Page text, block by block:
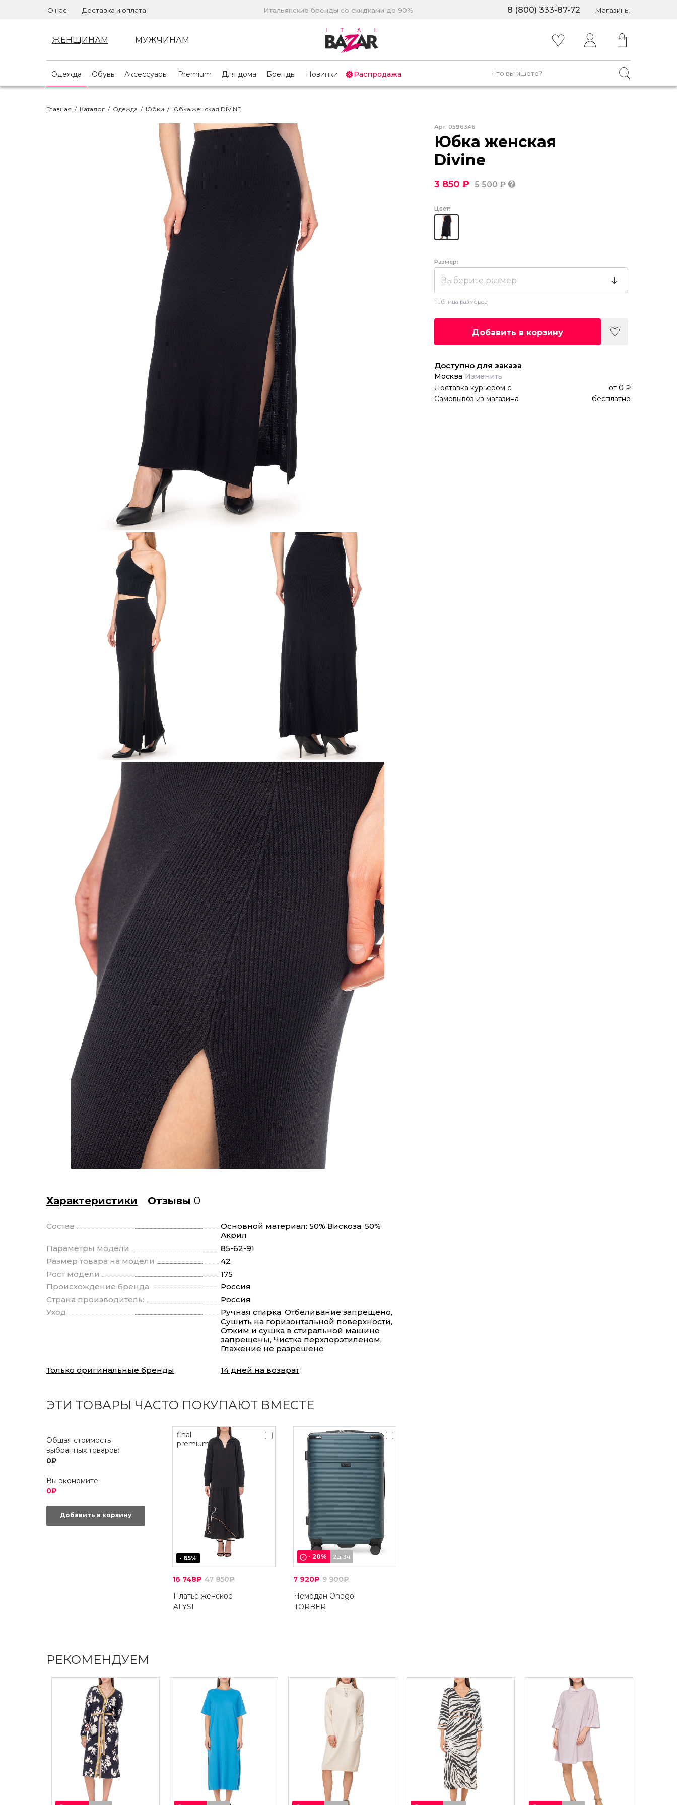
О нас Доставка и оплата Итальянские бренды со скидками до 90% 8 (800) 333-87-72 Магазины
ЖЕНЩИНАМ МУЖЧИНАМ
Одежда Обувь Аксессуары Premium Для дома Бренды Новинки Распродажа
Главная / Каталог / Одежда / Юбки / Юбка женская DIVINE
Арт. 0596346
Юбка женская
Divine
3 850 ₽ 5 500 ₽
Цвет:
Размер:
Выберите размер
Таблица размеров
Добавить в корзину
Доступно для заказа
Москва Изменить
Доставка курьером с от 0 ₽
Самовывоз из магазина
бесплатно
Характеристики Отзывы 0
Состав
Основной материал: 50% Вискоза, 50%
Акрил
Параметры модели
85-62-91
Размер товара на модели
42
Рост модели
175
Происхождение бренда:
Россия
Страна производитель:
Россия
Уход
Ручная стирка, Отбеливание запрещено,
Сушить на горизонтальной поверхности,
Отжим и сушка в стиральной машине
запрещены, Чистка перхлорэтиленом,
Глажение не разрешено
Только оригинальные бренды 14 дней на возврат
ЭТИ ТОВАРЫ ЧАСТО ПОКУПАЮТ ВМЕСТЕ
Общая стоимость
выбранных товаров:
0₽
Вы экономите:
0₽
Добавить в корзину
final
premium
- 65%
16 748₽ 47 850₽
Платье женское
ALYSI
- 20% 2д 3ч
7 920₽ 9 900₽
Чемодан Onego
TORBER
РЕКОМЕНДУЕМ